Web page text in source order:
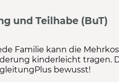
und Teilhabe (BuT)
Familie kann die
kinderleicht tragen.
bewusst!